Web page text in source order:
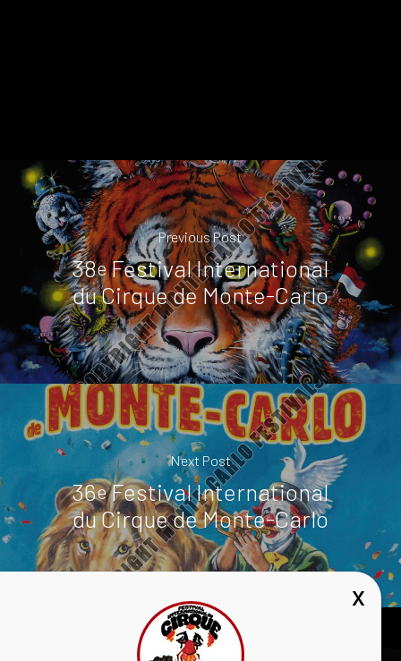
Previous Post
38eFestival International
du Cirque de Monte-Carlo
Next Post
36eFestival International
du Cirque de Monte-Carlo